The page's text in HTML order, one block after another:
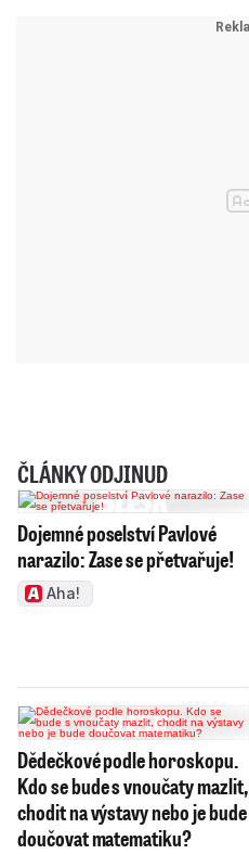
ČLÁNKY ODJINUD
Dojemné poselství Pavlové
narazilo: Zase se přetvařuje!
Aha!
Dědečkové podle horoskopu.
Kdo se bude s vnoučaty mazlit,
chodit na výstavy nebo je bude
doučovat matematiku?